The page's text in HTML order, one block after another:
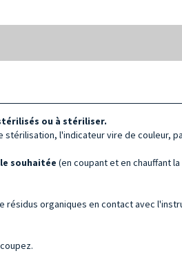
ou à stériliser.
l'indicateur vire de couleur,
souhaitée (en coupant et en chauffant
organiques en contact avec